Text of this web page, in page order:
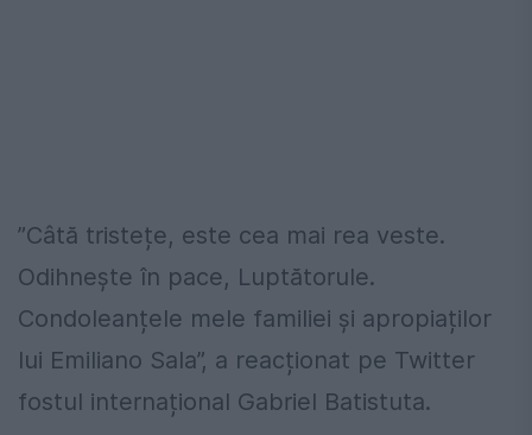
”Câtă tristețe, este cea mai rea veste.
Odihnește în pace, Luptătorule.
Condoleanțele mele familiei și apropiaților
lui Emiliano Sala”, a reacționat pe Twitter
fostul internațional Gabriel Batistuta.